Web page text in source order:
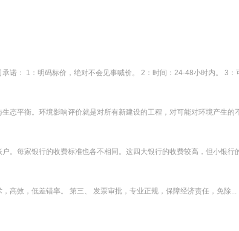
诺： 1：明码标价，绝对不会见事喊价。 2：时间：24-48小时内。 3：
态平衡。环境影响评价就是对所有新建设的工程，对可能对环境产生的
。每家银行的收费标准也各不相同。这四大银行的收费较高，但小
高效，低差错率。 第三、 发票审批，专业正规，保障经济责任，免除...